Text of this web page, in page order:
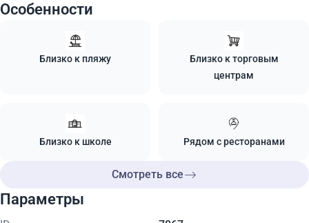
Особенности
Близко к пляжу
Близко к торговым
центрам
Близко к школе Рядом с ресторанами
Смотреть все
Параметры